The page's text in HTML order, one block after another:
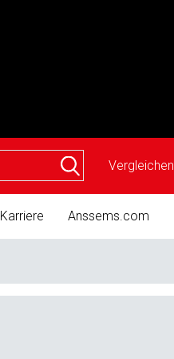
Vergleichen
Karriere Anssems.com